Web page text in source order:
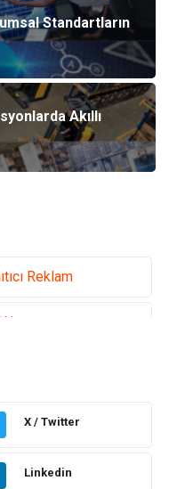
Standartların
Akıllı
Reklam
X / Twitter
Linkedin